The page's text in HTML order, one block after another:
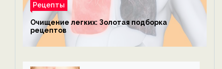
Рецепты
Очищение легких: Золотая подборка
рецептов